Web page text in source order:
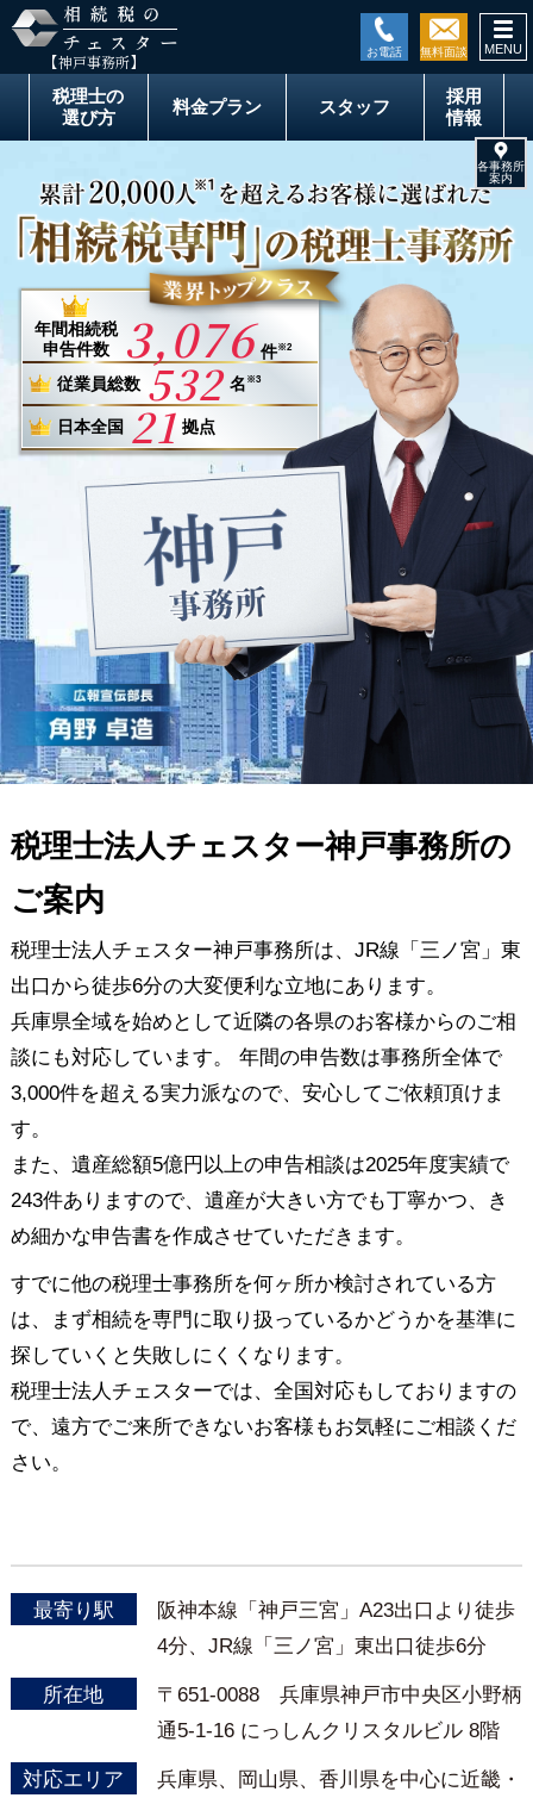
【神戸事務所】
税理士の
選び方
料金プラン スタッフ
採用
情報
年間相続税
申告件数
3,076 件※2
従業員総数 532 名 ※3
日本全国 21 拠点
税理士法人チェスター神戸事務所の
ご案内
税理士法人チェスター神戸事務所は、JR線「三ノ宮」東
出口から徒歩6分の大変便利な立地にあります。
兵庫県全域を始めとして近隣の各県のお客様からのご相
談にも対応しています。 年間の申告数は事務所全体で
3,000件を超える実力派なので、安心してご依頼頂けま
す。
また、遺産総額5億円以上の申告相談は2025年度実績で
243件ありますので、遺産が大きい方でも丁寧かつ、き
め細かな申告書を作成させていただきます。
すでに他の税理士事務所を何ヶ所か検討されている方
は、まず相続を専門に取り扱っているかどうかを基準に
探していくと失敗しにくくなります。
税理士法人チェスターでは、全国対応もしておりますの
で、遠方でご来所できないお客様もお気軽にご相談くだ
さい。
最寄り駅
阪神本線「神戸三宮」A23出口より徒歩
4分、JR線「三ノ宮」東出口徒歩6分
所在地
〒651-0088 兵庫県神戸市中央区小野柄
通5-1-16 にっしんクリスタルビル 8階
対応エリア
兵庫県、岡山県、香川県を中心に近畿・